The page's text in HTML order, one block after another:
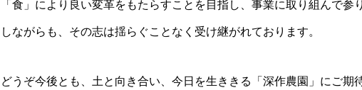
「食」により良い変革をもたらすことを目指し、事業に取り組んで参
しながらも、その志は揺らぐことなく受け継がれております。
どうぞ今後とも、土と向き合い、今日を生ききる「深作農園」にご期